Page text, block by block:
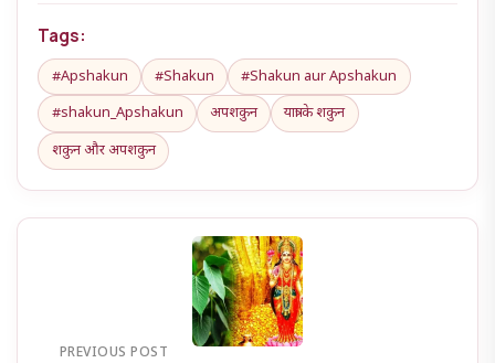
Tags:
#Apshakun #Shakun #Shakun aur Apshakun
#shakun_Apshakun अपशकुन यात्रा के शकुन
शकुन और अपशकुन
PREVIOUS POST